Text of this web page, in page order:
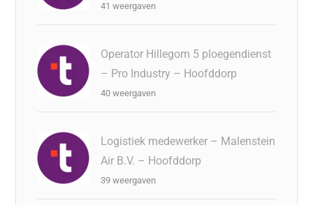
41 weergaven
Operator Hillegom 5 ploegendienst
– Pro Industry – Hoofddorp
40 weergaven
Logistiek medewerker – Malenstein
Air B.V. – Hoofddorp
39 weergaven